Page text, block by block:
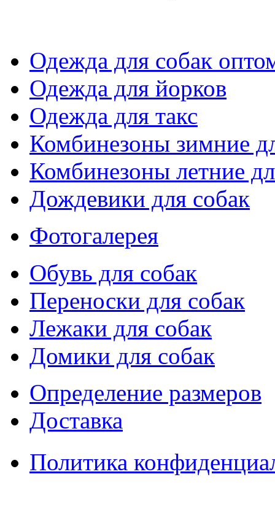
Одежда для собак
Одежда для йорков
Одежда для такс
Комбинезоны зимние
Комбинезоны летние
Дождевики для собак
Фотогалерея
Обувь для собак
Переноски для собак
Лежаки для собак
Домики для собак
Определение размеров
Доставка
Политика